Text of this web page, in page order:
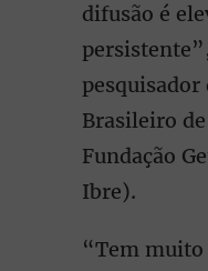
difusão é
Brasileiro
Fundação
Ibre).
“Tem muito